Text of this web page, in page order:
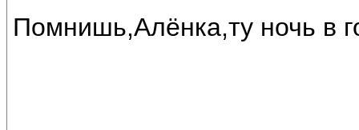
Помнишь,Алёнка,ту ночь в